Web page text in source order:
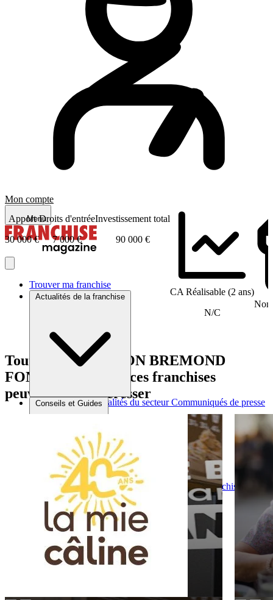
Mon compte
Menu
Trouver ma franchise
Actualités de la franchise
Brèves et actus Actualités du secteur Communiqués de presse
Interviews
Conseils et Guides
Conseils généraux Devenir franchisé Devenir franchiseur
Apport
30 000 €
Droits d'entrée
7 000 €
Investissement total
90 000 €
CA Réalisable (2 ans)
N/C
Tout comme MAISON BREMOND
FONDEE EN 1830, ces franchises
peuvent vous intéresser